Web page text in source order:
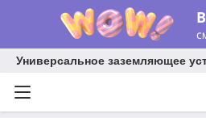
Универсальное заземляющее